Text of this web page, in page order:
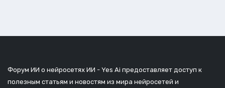
Форум ИИ о нейросетях ИИ - Yes Ai предоставляет доступ к
полезным статьям и новостям из мира нейросетей и